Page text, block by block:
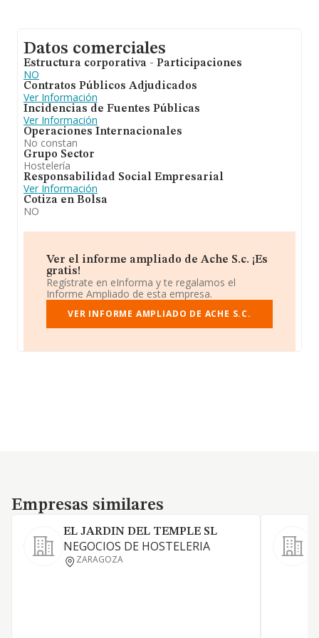
Datos comerciales
Estructura corporativa - Participaciones
NO
Contratos Públicos Adjudicados
Ver Información
Incidencias de Fuentes Públicas
Ver Información
Operaciones Internacionales
No constan
Grupo Sector
Hostelería
Responsabilidad Social Empresarial
Ver Información
Cotiza en Bolsa
NO
Ver el informe ampliado de Ache S.c. ¡Es
gratis!
Regístrate en eInforma y te regalamos el
Informe Ampliado de esta empresa.
VER INFORME AMPLIADO DE ACHE S.C.
Empresas similares
Empresas similares
EL JARDIN DEL TEMPLE SL
NEGOCIOS DE HOSTELERIA
ZARAGOZA